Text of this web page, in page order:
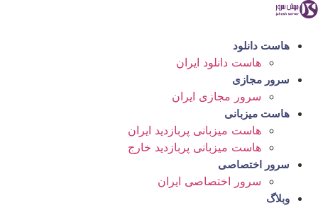
پرش
محتوا
هاست دانلود
هاست دانلود ایران
سرور مجازی
سرور مجازی ایران
هاست میزبانی
هاست میزبانی پربازدید ایران
هاست میزبانی پربازدید خارج
سرور اختصاصی
سرور اختصاصی ایران
وبلاگ